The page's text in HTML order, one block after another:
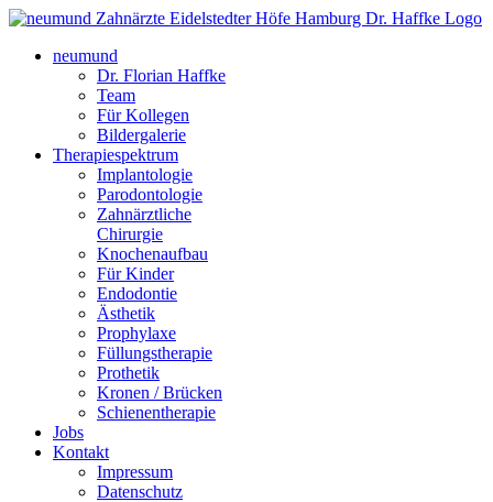
neumund
Dr. Florian Haffke
Team
Für Kollegen
Bildergalerie
Therapiespektrum
Implantologie
Parodontologie
Zahnärztliche
Chirurgie
Knochenaufbau
Für Kinder
Endodontie
Ästhetik
Prophylaxe
Füllungstherapie
Prothetik
Kronen / Brücken
Schienentherapie
Jobs
Kontakt
Impressum
Datenschutz